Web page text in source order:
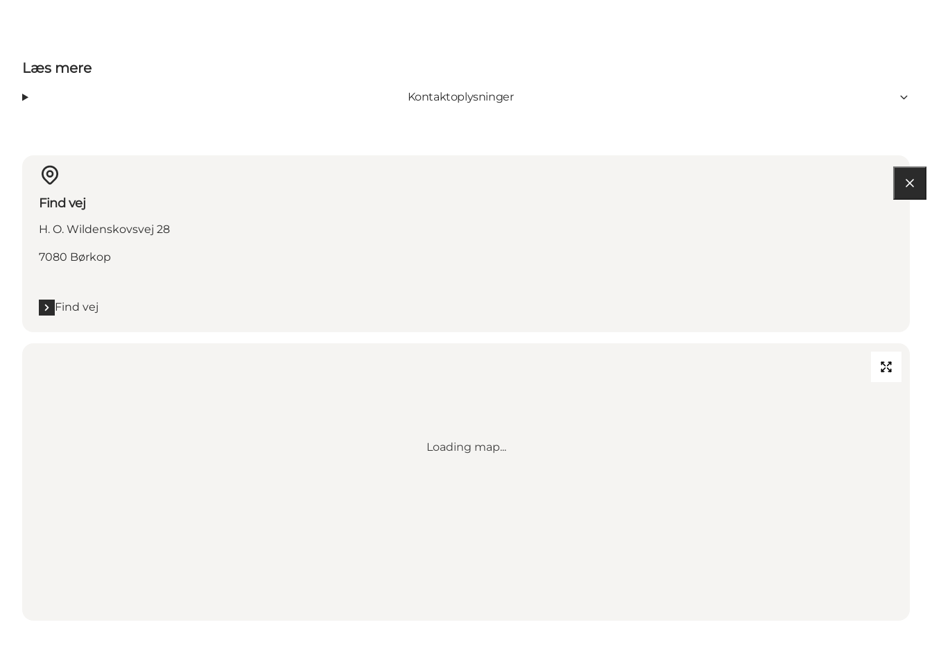
Læs mere
Kontaktoplysninger
Find vej
H. O. Wildenskovsvej 28
7080 Børkop
Find vej
Loading map...